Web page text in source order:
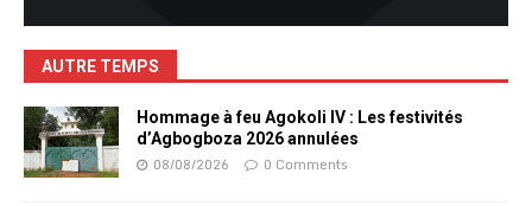
AUTRE TEMPS
Hommage à feu Agokoli IV : Les festivités
d’Agbogboza 2026 annulées
08/08/2026 0 Comments